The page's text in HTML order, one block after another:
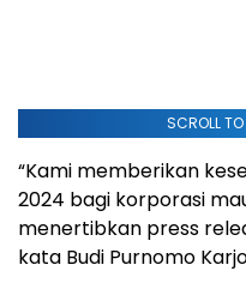
SCROLL
“Kami memberikan
2024 bagi korporasi
menertibkan press
kata Budi Purnomo